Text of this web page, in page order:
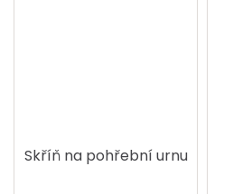
Skříň na pohřební urnu